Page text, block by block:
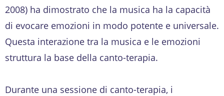
2008) ha dimostrato che la musica ha la capacità
di evocare emozioni in modo potente e universale.
Questa interazione tra la musica e le emozioni
struttura la base della canto-terapia.
Durante una sessione di canto-terapia, i